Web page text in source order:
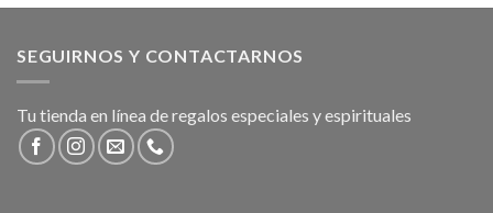
SEGUIRNOS Y CONTACTARNOS
Tu tienda en línea de regalos especiales y espirituales